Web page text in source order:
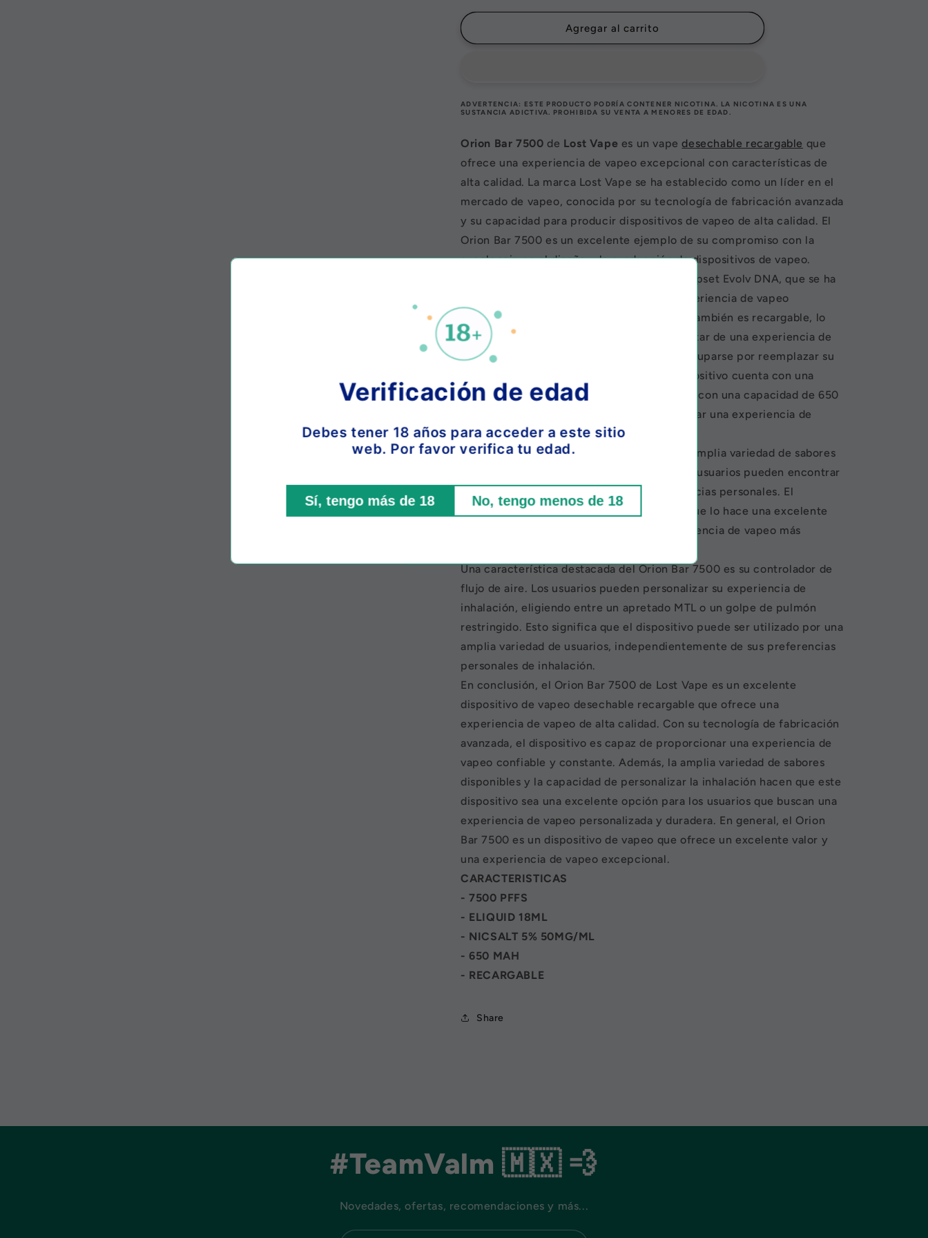
para
BAR
Vape
para
Orion
BAR
Vape
Agregar al carrito
ADVERTENCIA: ESTE PRODUCTO PODRÍA CONTENER NICOTINA. LA NICOTINA ES UNA
SUSTANCIA ADICTIVA. PROHIBIDA SU VENTA A MENORES DE EDAD.
Orion Bar 7500 de Lost Vape es un vape desechable recargable que
ofrece una experiencia de vapeo excepcional con características de
alta calidad. La marca Lost Vape se ha establecido como un líder en el
mercado de vapeo, conocida por su tecnología de fabricación avanzada
y su capacidad para producir dispositivos de vapeo de alta calidad. El
Orion Bar 7500 es un excelente ejemplo de su compromiso con la
excelencia en el diseño y la producción de dispositivos de vapeo.
El Orion Bar 7500 viene equipado con el chipset Evolv DNA, que se ha
ganado una reputación por ofrecer una experiencia de vapeo
consistente y confiable. El Orion Bar 7500 también es recargable, lo
que significa que los usuarios pueden disfrutar de una experiencia de
vapeo de larga duración sin tener que preocuparse por reemplazar su
dispositivo con frecuencia. Además, el dispositivo cuenta con una
batería recargable a través de ranura USB C con una capacidad de 650
mAh, lo que significa que puede proporcionar una experiencia de
vapeo duradera y constante.
El Orion Bar 7500 también cuenta con una amplia variedad de sabores
para elegir. Con 15 opciones diferentes, los usuarios pueden encontrar
el sabor que mejor se adapte a sus preferencias personales. El
dispositivo contiene un 5% de nicotina, lo que lo hace una excelente
opción para aquellos que buscan una experiencia de vapeo más
Una característica destacada del Orion Bar 7500 es su controlador de
flujo de aire. Los usuarios pueden personalizar su experiencia de
inhalación, eligiendo entre un apretado MTL o un golpe de pulmón
restringido. Esto significa que el dispositivo puede ser utilizado por una
amplia variedad de usuarios, independientemente de sus preferencias
personales de inhalación.
En conclusión, el Orion Bar 7500 de Lost Vape es un excelente
dispositivo de vapeo desechable recargable que ofrece una
experiencia de vapeo de alta calidad. Con su tecnología de fabricación
avanzada, el dispositivo es capaz de proporcionar una experiencia de
vapeo confiable y constante. Además, la amplia variedad de sabores
disponibles y la capacidad de personalizar la inhalación hacen que este
dispositivo sea una excelente opción para los usuarios que buscan una
experiencia de vapeo personalizada y duradera. En general, el Orion
Bar 7500 es un dispositivo de vapeo que ofrece un excelente valor y
una experiencia de vapeo excepcional.
CARACTERISTICAS
- 7500 PFFS
- ELIQUID 18ML
- NICSALT 5% 50MG/ML
- 650 MAH
- RECARGABLE
Share
#TeamValm 🇲🇽 💨
Novedades, ofertas, recomendaciones y más...
Verificación de edad
Debes tener 18 años para acceder a este sitio
web. Por favor verifica tu edad.
Sí, tengo más de 18 No, tengo menos de 18